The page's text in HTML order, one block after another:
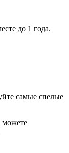
до 1 года.
самые спелые
можете